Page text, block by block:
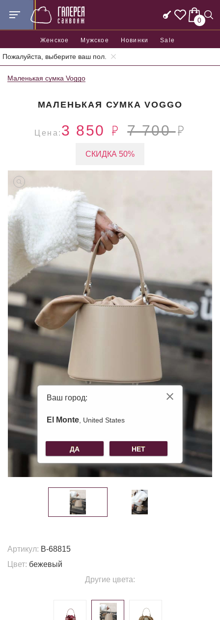
0
Женское Мужское Новинки Sale
Пожалуйста, выберите ваш пол.
Главная Женские сумки Женские маленькие сумки
Маленькая сумка Voggo
МАЛЕНЬКАЯ СУМКА VOGGO
Цена: 3 850 7 700
СКИДКА 50%
Артикул: B-68815
Цвет: бежевый
Другие цвета:
Ваш город:
El Monte, United States
ДА НЕТ